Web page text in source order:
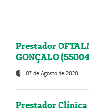
Prestador
GONÇALO
07 de Agosto de 2020
Prestador